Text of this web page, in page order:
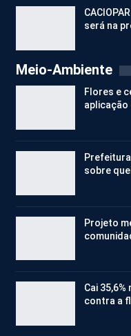
será na
Meio-Ambiente
Flores e
aplicação
sobre
Projeto
Cai
contra a